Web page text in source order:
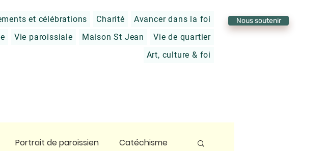
et célébrations Charité
Avancer dans la foi
Vie paroissiale Maison St Jean
Vie de quartier
Art, culture & foi
Nous soutenir
Portrait de paroissien Catéchisme